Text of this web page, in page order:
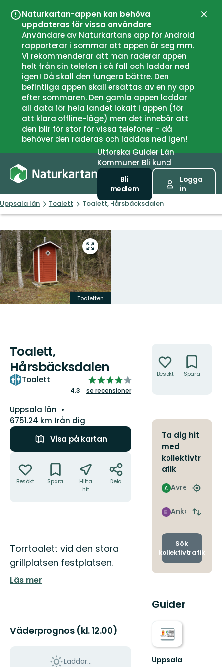
Naturkartan-appen kan behöva
uppdateras för vissa användare
Användare av Naturkartans app för Android
rapporterar i sommar att appen är seg mm.
Vi rekommenderar att man raderar appen
helt från sin telefon i så fall och laddar ned
igen! Då skall den fungera bättre. Den
befintliga appen skall ersättas av en ny app
efter sommaren. Den gamla appen laddar
all data för hela landet lokalt i appen (för
att klara offline-läge) men det innebär att
den blir för stor för vissa telefoner - då
behöver den raderas och laddas ned igen!
UtforskaGuiderLän
Kommuner Bli kund
Bli
medlem
Logga
in
Uppsala län Toalett Toalett, Hårsbäcksdalen
Gå
till
helskärmsläge
Toaletten
Toalett,
Hårsbäcksdalen
Toalett
4.254224834680382
av
4.3 se recensioner
Län:
Uppsala län
6751.24 km från dig
Visa på kartan
Besökt Spara
Hitta
hit
Dela
Beskrivning
Torrtoalett vid den stora
grillplatsen festplatsen.
Läs mer
Väderprognos (kl. 12.00)
Laddar...
Besökt Spara
Ta dig hit
med
kollektivtr
afik
Avresa
A
Hitta
Ankomst
B
Byt
och
Sök
kollektivtrafik
Guider
Uppsala